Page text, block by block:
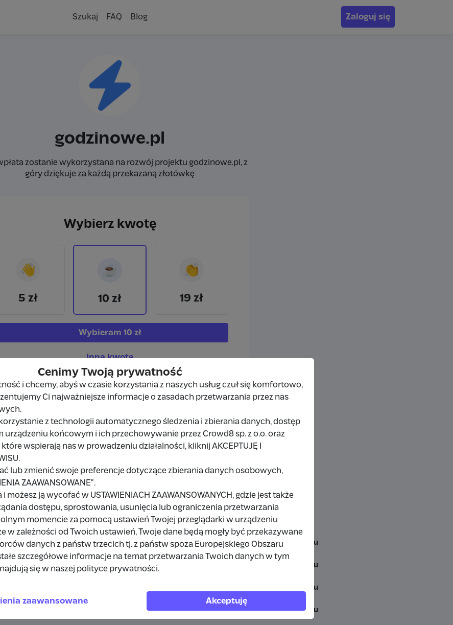
Szukaj FAQ Blog Zaloguj się
godzinowe.pl
zostanie wykorzystana na rozwój projektu godzinowe.pl, z
góry dziękuje za każdą przekazaną złotówkę
Wybierz kwotę
👋
5 zł
☕
10 zł
👏
19 zł
Wybieram 10 zł
Inna kwota
Udostępnij Zgłoś
19 zł 3 tygodnie temu
miesiąc temu
miesiąc temu
19 zł 2 miesiące temu
Cenimy Twoją prywatność
i chcemy, abyś w czasie korzystania z naszych usług czuł się komfortowo,
Ci najważniejsze informacje o zasadach przetwarzania przez nas
z technologii automatycznego śledzenia i zbierania danych, dostęp
urządzeniu końcowym i ich przechowywanie przez Crowd8 sp. z o.o. oraz
wspierają nas w prowadzeniu działalności, kliknij AKCEPTUJĘ I
lub zmienić swoje preferencje dotyczące zbierania danych osobowych,
ZAAWANSOWANE".
możesz ją wycofać w USTAWIENIACH ZAAWANSOWANYCH, gdzie jest także
dostępu, sprostowania, usunięcia lub ograniczenia przetwarzania
momencie za pomocą ustawień Twojej przeglądarki w urządzeniu
w zależności od Twoich ustawień, Twoje dane będą mogły być przekazywane
danych z państw trzecich tj. z państw spoza Europejskiego Obszaru
szczegółowe informacje na temat przetwarzania Twoich danych w tym
się w naszej polityce prywatności.
zaawansowane Akceptuję